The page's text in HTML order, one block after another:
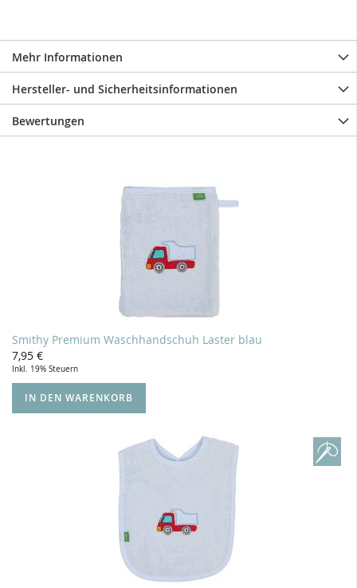
Mehr Informationen
Hersteller- und Sicherheitsinformationen
Bewertungen
Smithy Premium Waschhandschuh Laster blau
7,95 €
Inkl. 19% Steuern
IN DEN WARENKORB